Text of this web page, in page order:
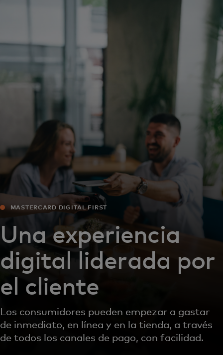
Para empresas
Para el mundo
Para innovadores
Noticias y tendencias
MASTERCARD DIGITAL FIRST
Una experiencia
digital liderada por
el cliente
Los consumidores pueden empezar a gastar
de inmediato, en línea y en la tienda, a través
de todos los canales de pago, con facilidad.